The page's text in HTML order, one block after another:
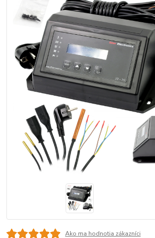
Ako ma hodnotia zákazníci